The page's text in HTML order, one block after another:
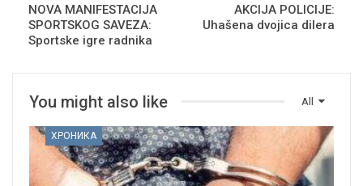
NOVA MANIFESTACIJA
SPORTSKOG SAVEZA:
Sportske igre radnika
AKCIJA POLICIJE:
Uhašena dvojica dilera
All
You might also like
ХРОНИКА